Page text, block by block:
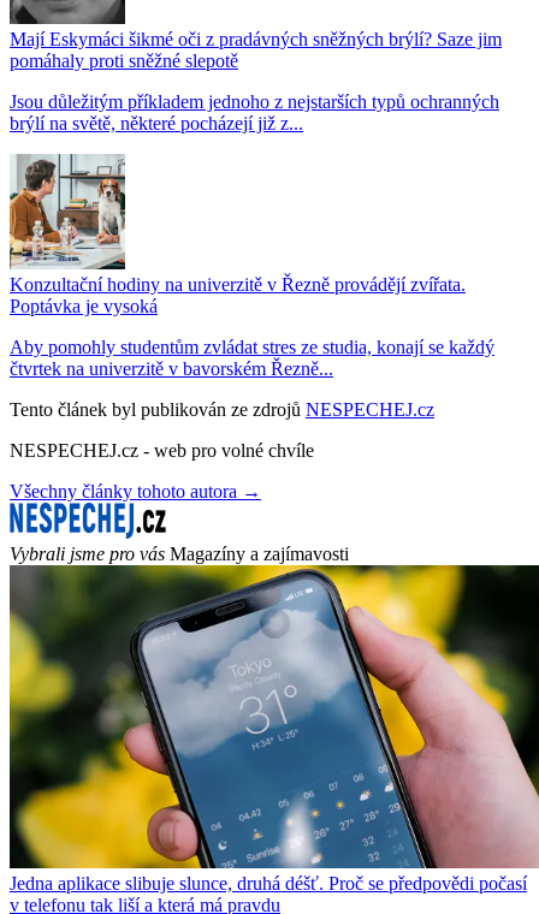
Mají Eskymáci šikmé oči z pradávných sněžných brýlí? Saze jim
pomáhaly proti sněžné slepotě
Jsou důležitým příkladem jednoho z nejstarších typů ochranných
brýlí na světě, některé pocházejí již z...
Konzultační hodiny na univerzitě v Řezně provádějí zvířata.
Poptávka je vysoká
Aby pomohly studentům zvládat stres ze studia, konají se každý
čtvrtek na univerzitě v bavorském Řezně...
Tento článek byl publikován ze zdrojů NESPECHEJ.cz
NESPECHEJ.cz - web pro volné chvíle
Všechny články tohoto autora →
Vybrali jsme pro vás Magazíny a zajímavosti
Jedna aplikace slibuje slunce, druhá déšť. Proč se předpovědi počasí
v telefonu tak liší a která má pravdu